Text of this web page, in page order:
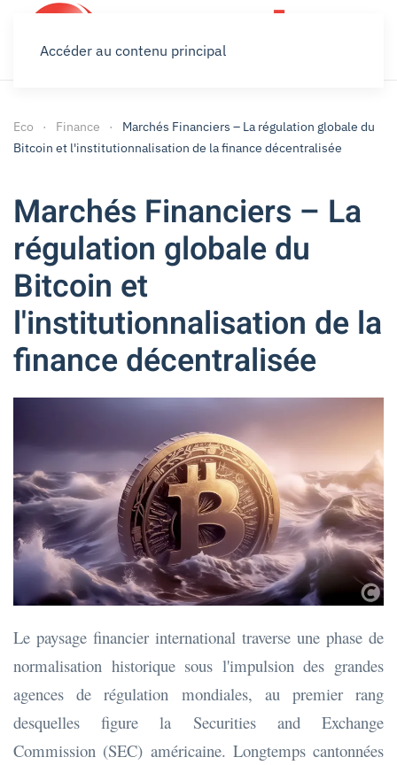
Accéder au contenu principal
Eco Finance
Marchés Financiers – La régulation globale du
Bitcoin et l'institutionnalisation de la finance décentralisée
Marchés Financiers – La
régulation globale du
Bitcoin et
l'institutionnalisation de la
finance décentralisée
Le paysage financier international traverse une phase de
normalisation historique sous l'impulsion des grandes
agences de régulation mondiales, au premier rang
desquelles figure la Securities and Exchange
Commission (SEC) américaine. Longtemps cantonnées